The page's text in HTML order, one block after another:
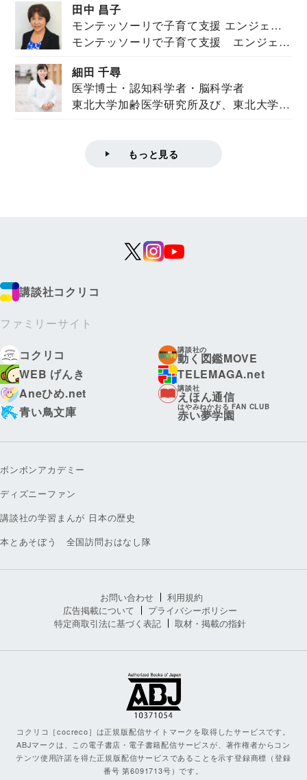
田中 昌子
モンテッソーリで子育て支援 エンジェル
ズハウス研究所所長
モンテッソーリで子育て支援 エンジェル
細田 千尋
医学博士・認知科学者・脳科学者
東北大学加齢医学研究所及び、東北大学大
もっと見る
講談社コクリコ
ファミリーサイト
コクリコ
講談社の
動く図鑑MOVE
WEB げんき
TELEMAGA.net
Aneひめ.net
講談社
えほん通信
青い鳥文庫
はやみねかおる FAN CLUB
赤い夢学園
ボンボンアカデミー
ディズニーファン
講談社の学習まんが 日本の歴史
本とあそぼう 全国訪問おはなし隊
お問い合わせ
利用規約
広告掲載について
プライバシーポリシー
特定商取引法に基づく表記
取材・掲載の指針
コクリコ［cocreco］は正規版配信サイトマークを取得したサービスです。
ABJマークは、この電子書店・電子書籍配信サービスが、著作権者からコン
テンツ使用許諾を得た正規版配信サービスであることを示す登録商標（登録
番号 第6091713号）です。